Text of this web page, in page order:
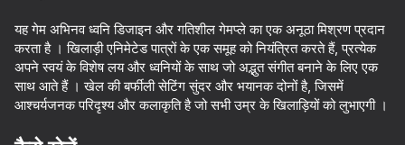
10,000 से अधिक गेम।
53
58
54
62
यह गेम अभिनव ध्वनि डिजाइन और गतिशील गेमप्ले का एक अनूठा मिश्रण प्रदान
करता है । खिलाड़ी एनिमेटेड पात्रों के एक समूह को नियंत्रित करते हैं, प्रत्येक
अपने स्वयं के विशेष लय और ध्वनियों के साथ जो अद्भुत संगीत बनाने के लिए एक
साथ आते हैं । खेल की बर्फीली सेटिंग सुंदर और भयानक दोनों है, जिसमें
आश्चर्यजनक परिदृश्य और कलाकृति है जो सभी उम्र के खिलाड़ियों को लुभाएगी ।